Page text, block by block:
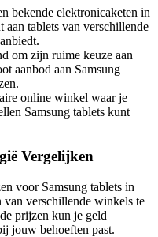
bekende elektronicaketen in
aan tablets van verschillende
om zijn ruime keuze aan
aanbod aan Samsung
online winkel waar je
Samsung tablets kunt
Vergelijken
voor Samsung tablets in
verschillende winkels te
prijzen kun je geld
jouw behoeften past.